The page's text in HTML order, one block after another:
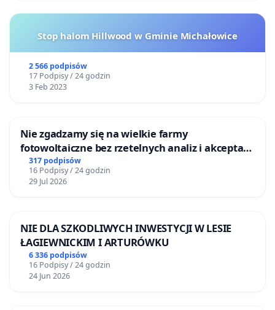
Stop halom Hillwood w Gminie Michałowice
2 566 podpisów
17 Podpisy / 24 godzin
3 Feb 2023
Nie zgadzamy się na wielkie farmy
fotowoltaiczne bez rzetelnych analiz i akceptacji
mieszkańców
317 podpisów
16 Podpisy / 24 godzin
29 Jul 2026
NIE DLA SZKODLIWYCH INWESTYCJI W LESIE
ŁAGIEWNICKIM I ARTURÓWKU
6 336 podpisów
16 Podpisy / 24 godzin
24 Jun 2026